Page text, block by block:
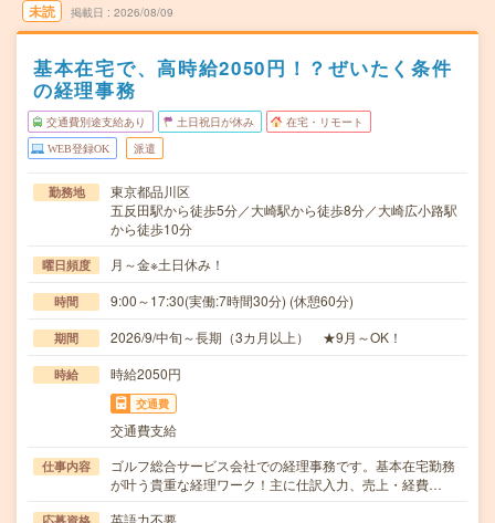
未読 掲載日 2026/08/09
基本在宅で、高時給2050円！？ぜいたく条件
の経理事務
交通費別途支給あり 土日祝日が休み 在宅・リモート
WEB登録OK 派遣
勤務地
東京都品川区
五反田駅から徒歩5分／大崎駅から徒歩8分／大崎広小路駅
から徒歩10分
曜日頻度 月～金※土日休み！
時間 9:00～17:30(実働:7時間30分) (休憩60分)
期間 2026/9/中旬～長期（3カ月以上） ★9月～OK！
時給 時給2050円
交通費
交通費支給
仕事内容
ゴルフ総合サービス会社での経理事務です。基本在宅勤務
が叶う貴重な経理ワーク！主に仕訳入力、売上・経費…
英語力不要